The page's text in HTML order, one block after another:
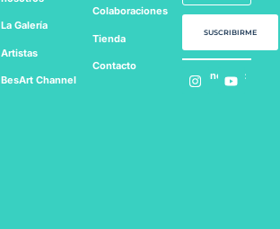
La Galería
Artistas
BesArt Channel
Colaboraciones
Tienda
Contacto
SUSCRIBIRME
Síguenos en: